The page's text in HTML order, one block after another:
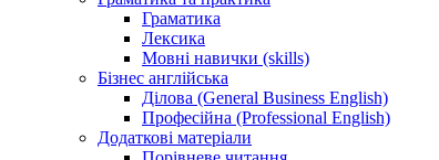
Граматика
Лексика
Мовні навички (skills)
Бізнес англійська
Ділова (General Business English)
Професійна (Professional English)
Додаткові матеріали